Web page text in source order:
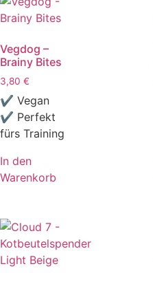
Vegdog –
Brainy Bites
3,80 €
✔ Vegan
✔ Perfekt
fürs Training
In den
Warenkorb